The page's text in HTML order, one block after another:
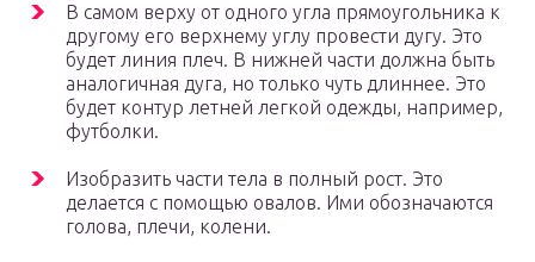
В самом верху от одного угла прямоугольника к
другому его верхнему углу провести дугу. Это
будет линия плеч. В нижней части должна быть
аналогичная дуга, но только чуть длиннее. Это
будет контур летней легкой одежды, например,
футболки.
Изобразить части тела в полный рост. Это
делается с помощью овалов. Ими обозначаются
голова, плечи, колени.